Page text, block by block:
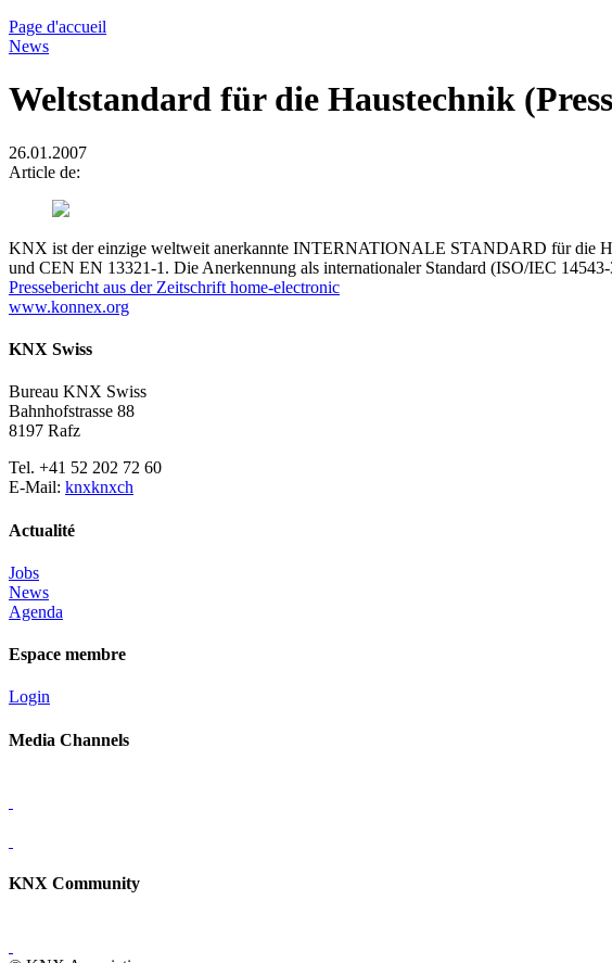
Page d'accueil
News
Weltstandard für die Haustechnik
26.01.2007
Article de:
KNX ist der einzige weltweit anerkannte INTERNATIONALE STANDARD für die
und CEN EN 13321-1. Die Anerkennung als internationaler Standard (ISO/IEC
Pressebericht aus der Zeitschrift home-electronic
www.konnex.org
KNX Swiss
Bureau KNX Swiss
Bahnhofstrasse 88
8197 Rafz
Tel. +41 52 202 72 60
E-Mail: knxknxch
Actualité
Jobs
News
Agenda
Espace membre
Login
Media Channels
KNX Community